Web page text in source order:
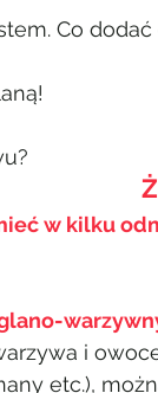
Co
w kilku
i
etc.),